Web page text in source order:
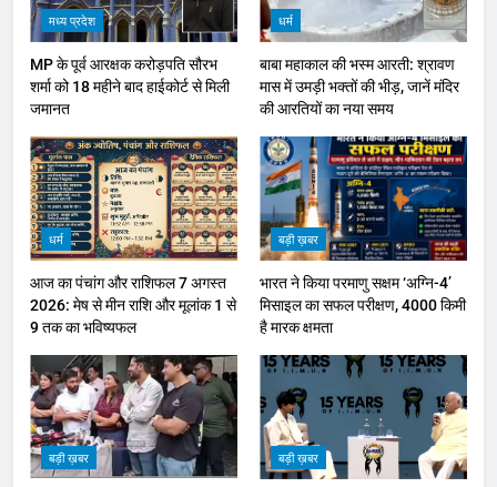
मध्य प्रदेश
MP के पूर्व आरक्षक करोड़पति सौरभ
शर्मा को 18 महीने बाद हाईकोर्ट से मिली
जमानत
धर्म
बाबा महाकाल की भस्म आरती: श्रावण
मास में उमड़ी भक्तों की भीड़, जानें मंदिर
की आरतियों का नया समय
धर्म
आज का पंचांग और राशिफल 7 अगस्त
2026: मेष से मीन राशि और मूलांक 1 से
9 तक का भविष्यफल
बड़ी ख़बर
भारत ने किया परमाणु सक्षम ‘अग्नि-4’
मिसाइल का सफल परीक्षण, 4000 किमी
है मारक क्षमता
बड़ी ख़बर बड़ी ख़बर